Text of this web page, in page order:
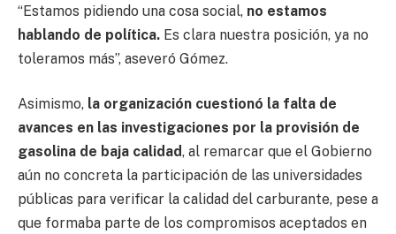
“Estamos pidiendo una cosa social, no estamos
hablando de política. Es clara nuestra posición, ya no
toleramos más”, aseveró Gómez.
Asimismo, la organización cuestionó la falta de
avances en las investigaciones por la provisión de
gasolina de baja calidad, al remarcar que el Gobierno
aún no concreta la participación de las universidades
públicas para verificar la calidad del carburante, pese a
que formaba parte de los compromisos aceptados en